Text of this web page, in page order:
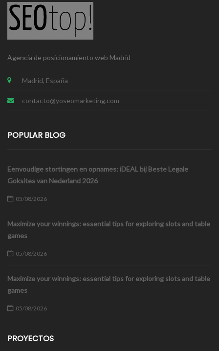
Agencia de posicionamiento web Madrid
Madrid, España
contacto@yoseomarketing.com
POPULAR BLOG
Eenvoudige stortingen en opnames: iDEAL bij Beste Legale
Goksites van Nederland 2026
05/08/2026
Maximize your winnings: essential tips for exploring slots and table
games
05/08/2026
Maximize your winnings: essential tips for exploring slots and table
games
05/08/2026
PROYECTOS